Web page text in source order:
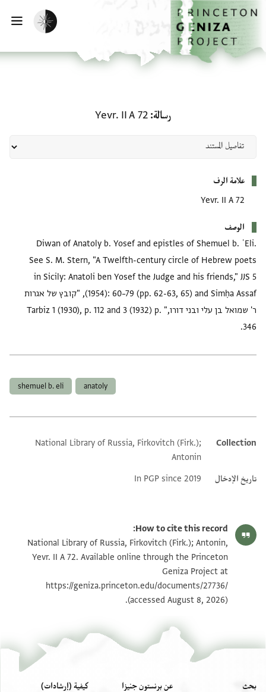
تخطي إلى المحتوى الرئيسي
الصفحة الرئيسية
تفعيل الوضع المظلم
رسالة Yevr. II A 72
علامة الرف
Yevr. II A 72
الوصف
Diwan of Anatoly b. Yosef and epistles of Shemuel b. ʿEli.
See S. M. Stern, "A Twelfth-century circle of Hebrew poets
in Sicily: Anatoli ben Yosef the Judge and his friends," JJS 5
(1954): 60–79 (pp. 62-63, 65) and Simḥa Assaf, "קובץ של אגרות
ר' שמואל בן עלי ובני דורו," Tarbiz 1 (1930), p. 112 and 3 (1932) p.
346.
anatoly
shemuel b. eli
Additional metadata
Collection
National Library of Russia, Firkovitch (Firk.);
Antonin
تاريخ الإدخال
In PGP since 2019
How to cite this record:
National Library of Russia, Firkovitch (Firk.); Antonin,
Yevr. II A 72. Available online through the Princeton
Geniza Project at
https://geniza.princeton.edu/documents/27736/
(accessed August 8, 2026).
بحث عن برنستون جنيزا كيفية (إرشادات)